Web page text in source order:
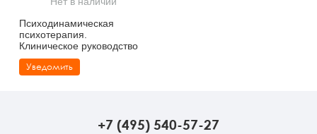
Сказкотерапия
Другие направления психотерапии
Психофизиология
Социальная психология
Учебная литература
Классический и юнгианский психоанализ
Психодинамическая
психотерапия.
Клиническое руководство
Уведомить
+7 (495) 540-57-27